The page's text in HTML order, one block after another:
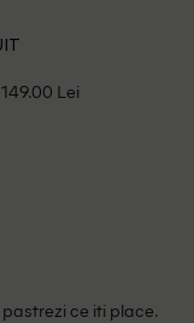
Lei
ce iti place.